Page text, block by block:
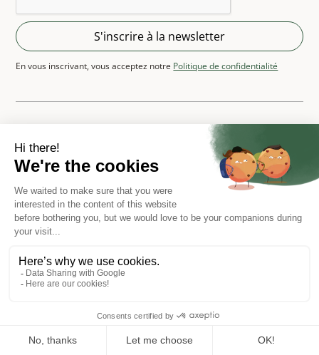
En vous inscrivant, vous acceptez notre Politique de confidentialité
Structurationde fonds
Création de véhicule
Nos offres
À propos
Plan du site
Mentions légales
Conditions générales